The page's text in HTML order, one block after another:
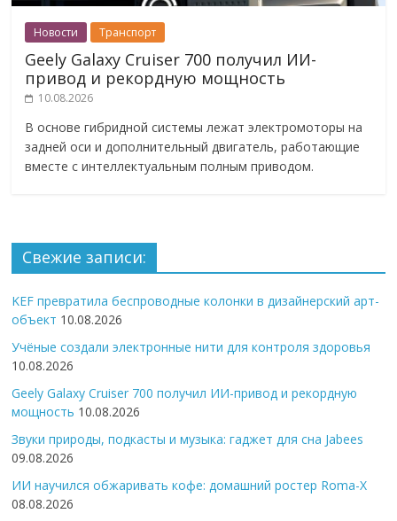
Новости Транспорт
Geely Galaxy Cruiser 700 получил ИИ-
привод и рекордную мощность
10.08.2026
В основе гибридной системы лежат электромоторы на
задней оси и дополнительный двигатель, работающие
вместе с интеллектуальным полным приводом.
Свежие записи:
KEF превратила беспроводные колонки в дизайнерский арт-
объект 10.08.2026
Учёные создали электронные нити для контроля здоровья
10.08.2026
Geely Galaxy Cruiser 700 получил ИИ-привод и рекордную
мощность 10.08.2026
Звуки природы, подкасты и музыка: гаджет для сна Jabees
09.08.2026
ИИ научился обжаривать кофе: домашний ростер Roma-X
08.08.2026